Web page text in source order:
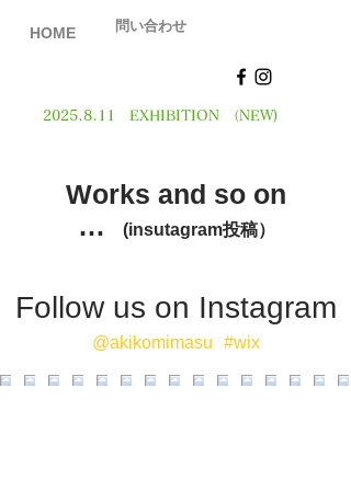
HOME 問い合わせ
アート，アートオーダー，木彫，彫刻，雑貨 | Mima_art （ミマアート・ギャラリー）
2025.8.11 EXHIBITION （NEW)
Works and so on
… (insutagram投稿）
Follow us on Instagram
#wix
@akikomimasu